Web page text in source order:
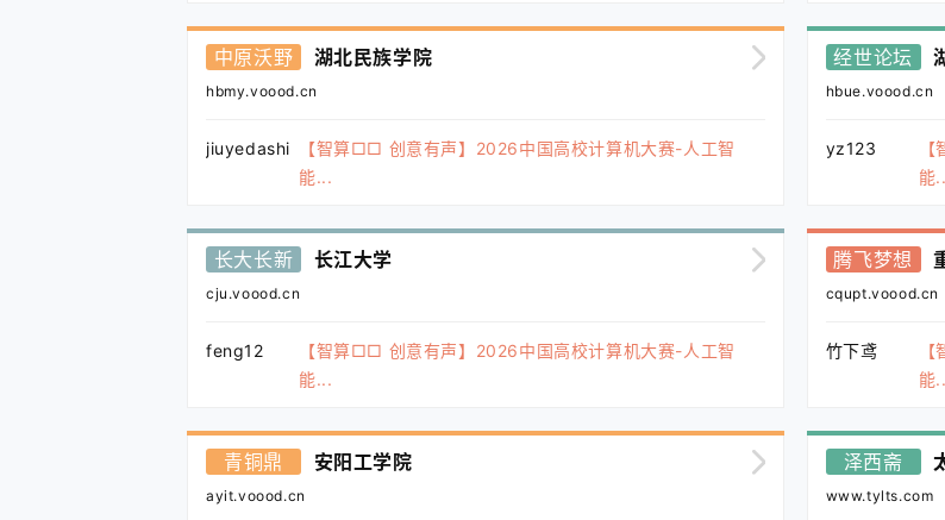
中原沃野 湖北民族学院
hbmy.voood.cn
jiuyedashi
【智算□□ 创意有声】2026中国高校计算机大赛-人工智
能...
经世论坛
hbue.voood.cn
yz123
能
长大长新 长江大学
cju.voood.cn
feng12
【智算□□ 创意有声】2026中国高校计算机大赛-人工智
能...
腾飞梦想
cqupt.voood.cn
竹下鸢
能
青铜鼎 安阳工学院
ayit.voood.cn
泽西斋
www.tylts.com